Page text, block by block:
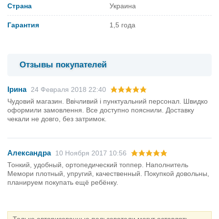
Страна Украина
Гарантия 1,5 года
Отзывы покупателей
Ірина
24 Февраля 2018 22:40
Чудовий магазин. Ввічливий і пунктуальний персонал. Швидко
оформили замовлення. Все доступно пояснили. Доставку
чекали не довго, без затримок.
Александра
10 Ноября 2017 10:56
Тонкий, удобный, ортопедический топпер. Наполнитель
Мемори плотный, упругий, качественный. Покупкой довольны,
планируем покупать ещё ребёнку.